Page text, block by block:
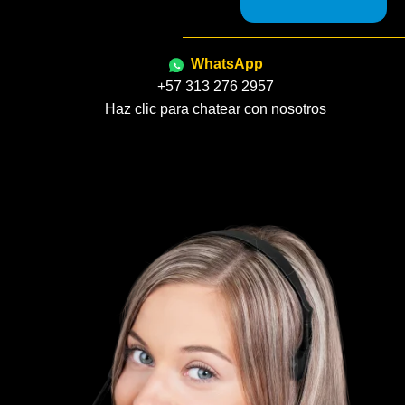
WhatsApp
+57 313 276 2957
Haz clic para chatear con nosotros